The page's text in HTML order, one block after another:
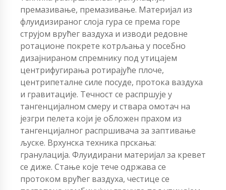
премазивање, премазивање. Материјал из
флуидизираног слоја гура се према горе
струјом врућег ваздуха и изводи редовне
ротационе покрете котрљања у посебно
дизајнираном спремнику под утицајем
центрифугирања ротирајуће плоче,
центрипеталне силе посуде, протока ваздуха
и гравитације. Течност се распршује у
тангенцијалном смеру и ствара омотач на
језгри пелета који је обложен прахом из
тангенцијалног распршивача за заптивање
љуске. Врхунска техника прскања:
гранулација. Флуидирани материјал за кревет
се диже. Стање које тече одржава се
протоком врућег ваздуха, честице се